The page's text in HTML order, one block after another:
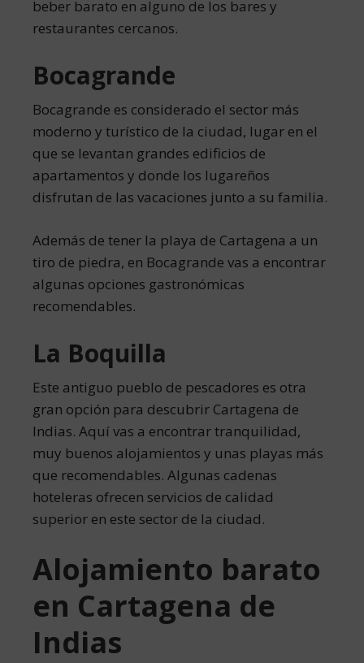
beber barato en alguno de los bares y
restaurantes cercanos.
Bocagrande
Bocagrande es considerado el sector más
moderno y turístico de la ciudad, lugar en el
que se levantan grandes edificios de
apartamentos y donde los lugareños
disfrutan de las vacaciones junto a su familia.
Además de tener la playa de Cartagena a un
tiro de piedra, en Bocagrande vas a encontrar
algunas opciones gastronómicas
recomendables.
La Boquilla
Este antiguo pueblo de pescadores es otra
gran opción para descubrir Cartagena de
Indias. Aquí vas a encontrar tranquilidad,
muy buenos alojamientos y unas playas más
que recomendables. Algunas cadenas
hoteleras ofrecen servicios de calidad
superior en este sector de la ciudad.
Alojamiento barato
en Cartagena de
Indias